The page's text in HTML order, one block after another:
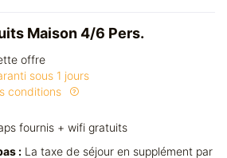
Maison 4/6 Pers.
offre
sous 1 jours
conditions
fournis + wifi gratuits
: La taxe de séjour en supplément par